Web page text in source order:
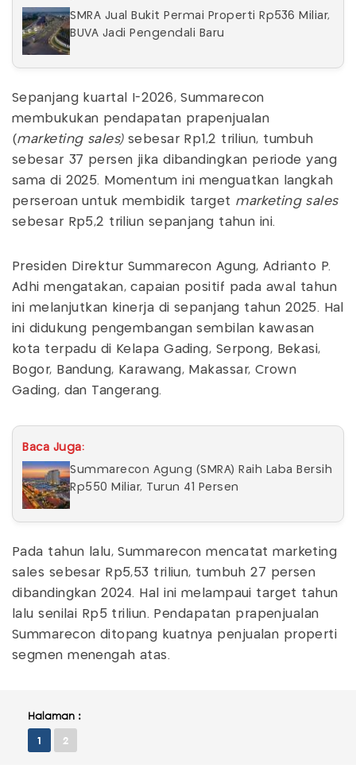
SMRA Jual Bukit Permai Properti Rp536 Miliar,
BUVA Jadi Pengendali Baru
Sepanjang kuartal I-2026, Summarecon
membukukan pendapatan prapenjualan
(marketing sales)sebesar Rp1,2 triliun, tumbuh
sebesar 37 persen jika dibandingkan periode yang
sama di 2025. Momentum ini menguatkan langkah
perseroan untuk membidik target marketing sales
sebesar Rp5,2 triliun sepanjang tahun ini.
Presiden Direktur Summarecon Agung, Adrianto P.
Adhi mengatakan, capaian positif pada awal tahun
ini melanjutkan kinerja di sepanjang tahun 2025. Hal
ini didukung pengembangan sembilan kawasan
kota terpadu di Kelapa Gading, Serpong, Bekasi,
Bogor, Bandung, Karawang, Makassar, Crown
Gading, dan Tangerang.
Baca Juga:
Summarecon Agung (SMRA) Raih Laba Bersih
Rp550 Miliar, Turun 41 Persen
Pada tahun lalu, Summarecon mencatat marketing
sales sebesar Rp5,53 triliun, tumbuh 27 persen
dibandingkan 2024. Hal ini melampaui target tahun
lalu senilai Rp5 triliun. Pendapatan prapenjualan
Summarecon ditopang kuatnya penjualan properti
segmen menengah atas.
Halaman :
1 2